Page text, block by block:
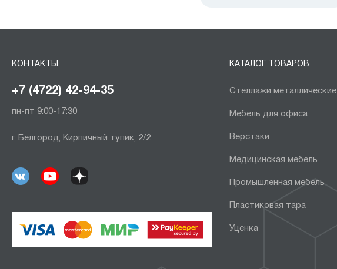
КОНТАКТЫ
+7 (4722) 42-94-35
пн-пт 9:00-17:30
г. Белгород, Кирпичный тупик, 2/2
КАТАЛОГ ТОВАРОВ
Стеллажи металлические
Мебель для офиса
Верстаки
Медицинская мебель
Промышленная мебель
Пластиковая тара
Уценка